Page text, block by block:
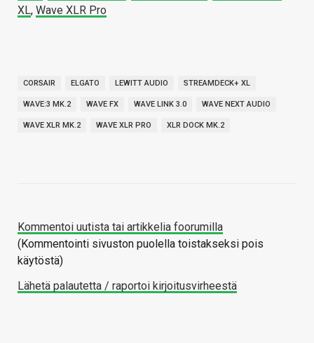
XL, Wave XLR Pro
CORSAIR ELGATO LEWITT AUDIO STREAMDECK+ XL
WAVE:3 MK.2 WAVE FX WAVE LINK 3.0 WAVE NEXT AUDIO
WAVE XLR MK.2 WAVE XLR PRO XLR DOCK MK.2
Kommentoi uutista tai artikkelia foorumilla
(Kommentointi sivuston puolella toistakseksi pois
käytöstä)
Lähetä palautetta / raportoi kirjoitusvirheestä